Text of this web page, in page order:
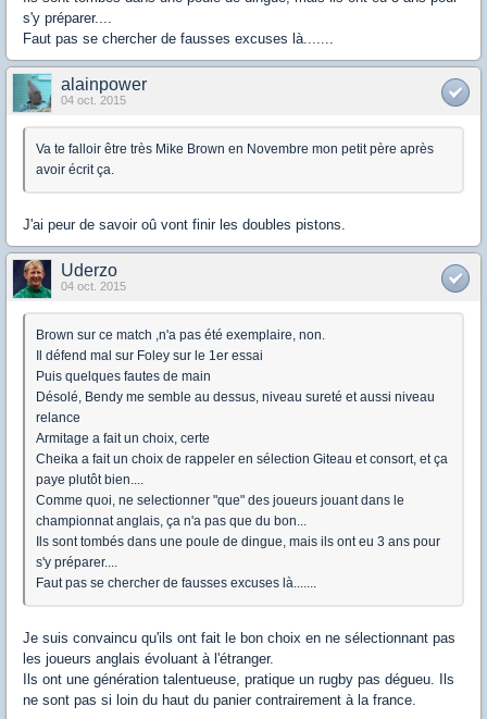
s'y préparer....
Faut pas se chercher de fausses excuses là.......
alainpower
04 oct. 2015
Va te falloir être très Mike Brown en Novembre mon petit père après
avoir écrit ça.
J'ai peur de savoir oû vont finir les doubles pistons.
Uderzo
04 oct. 2015
Brown sur ce match ,n'a pas été exemplaire, non.
Il défend mal sur Foley sur le 1er essai
Puis quelques fautes de main
Désolé, Bendy me semble au dessus, niveau sureté et aussi niveau
relance
Armitage a fait un choix, certe
Cheika a fait un choix de rappeler en sélection Giteau et consort, et ça
paye plutôt bien....
Comme quoi, ne selectionner "que" des joueurs jouant dans le
championnat anglais, ça n'a pas que du bon...
Ils sont tombés dans une poule de dingue, mais ils ont eu 3 ans pour
s'y préparer....
Faut pas se chercher de fausses excuses là.......
Je suis convaincu qu'ils ont fait le bon choix en ne sélectionnant pas
les joueurs anglais évoluant à l'étranger.
Ils ont une génération talentueuse, pratique un rugby pas dégueu. Ils
ne sont pas si loin du haut du panier contrairement à la france.